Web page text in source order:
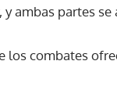
ambas partes se
los combates